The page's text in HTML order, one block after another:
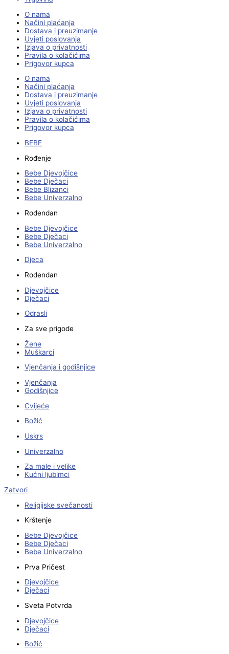
O nama
Načini plaćanja
Dostava i preuzimanje
Uvjeti poslovanja
Izjava o privatnosti
Pravila o kolačićima
Prigovor kupca
O nama
Načini plaćanja
Dostava i preuzimanje
Uvjeti poslovanja
Izjava o privatnosti
Pravila o kolačićima
Prigovor kupca
BEBE
Rođenje
Bebe Djevojčice
Bebe Dječaci
Bebe Blizanci
Bebe Univerzalno
Rođendan
Bebe Djevojčice
Bebe Dječaci
Bebe Univerzalno
Djeca
Rođendan
Djevojčice
Dječaci
Odrasli
Za sve prigode
Žene
Muškarci
Vjenčanja i godišnjice
Vjenčanja
Godišnjice
Cvijeće
Božić
Uskrs
Univerzalno
Za male i velike
Kućni ljubimci
Zatvori
Religijske svečanosti
Krštenje
Bebe Djevojčice
Bebe Dječaci
Bebe Univerzalno
Prva Pričest
Djevojčice
Dječaci
Sveta Potvrda
Djevojčice
Dječaci
Božić